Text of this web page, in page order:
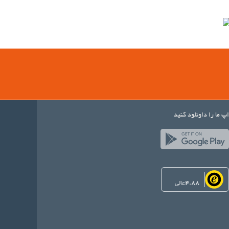
اپ ما را داونلود کنید
4.88عالی